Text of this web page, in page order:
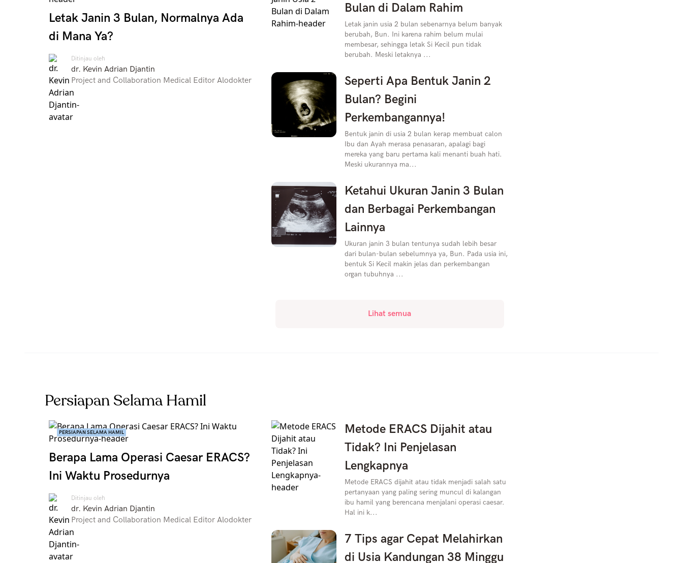
Letak Janin 3 Bulan, Normalnya Ada
di Mana Ya?
Ditinjau oleh
dr. Kevin Adrian Djantin
Project and Collaboration Medical Editor Alodokter
Bulan di Dalam Rahim
Letak janin usia 2 bulan sebenarnya belum banyak
berubah, Bun. Ini karena rahim belum mulai
membesar, sehingga letak Si Kecil pun tidak
berubah. Meski letaknya ...
Seperti Apa Bentuk Janin 2
Bulan? Begini
Perkembangannya!
Bentuk janin di usia 2 bulan kerap membuat calon
Ibu dan Ayah merasa penasaran, apalagi bagi
mereka yang baru pertama kali menanti buah hati.
Meski ukurannya ma...
Ketahui Ukuran Janin 3 Bulan
dan Berbagai Perkembangan
Lainnya
Ukuran janin 3 bulan tentunya sudah lebih besar
dari bulan-bulan sebelumnya ya, Bun. Pada usia ini,
bentuk Si Kecil makin jelas dan perkembangan
organ tubuhnya ...
Lihat semua
Persiapan Selama Hamil
PERSIAPAN SELAMA HAMIL
Berapa Lama Operasi Caesar ERACS?
Ini Waktu Prosedurnya
Ditinjau oleh
dr. Kevin Adrian Djantin
Project and Collaboration Medical Editor Alodokter
Metode ERACS Dijahit atau
Tidak? Ini Penjelasan
Lengkapnya
Metode ERACS dijahit atau tidak menjadi salah satu
pertanyaan yang paling sering muncul di kalangan
ibu hamil yang berencana menjalani operasi caesar.
Hal ini k...
7 Tips agar Cepat Melahirkan
di Usia Kandungan 38 Minggu